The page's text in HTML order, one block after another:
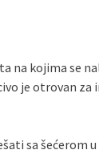
na kojima se
je otrovan za
sa šećerom u